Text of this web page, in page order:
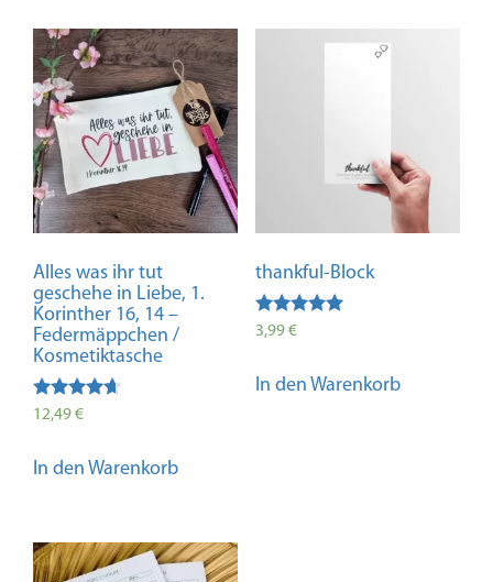
Die
Optionen
können
auf
der
Produktseite
gewählt
werden
Alles was ihr tut
geschehe in Liebe, 1.
Korinther 16, 14 –
Federmäppchen /
Kosmetiktasche
Bewertet
von 5
12,49€
In den Warenkorb
thankful-Block
Bewertet mit
3,99€
In den Warenkorb